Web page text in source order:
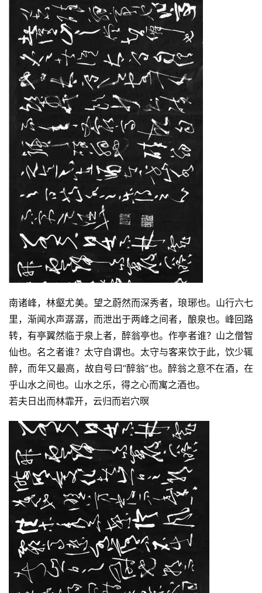
快
书
征
学
书
欣
砚
夜
话
美
术
图
库
容
寫
錯
用
錯
繁
體
字
百
南诸峰，林壑尤美。望之蔚然而深秀者，琅琊也。山行六七
里，渐闻水声潺潺，而泄出于两峰之间者，酿泉也。峰回路
转，有亭翼然临于泉上者，醉翁亭也。作亭者谁？山之僧智
仙也。名之者谁？太守自谓也。太守与客来饮于此，饮少辄
醉，而年又最高，故自号曰“醉翁”也。醉翁之意不在酒，在
乎山水之间也。山水之乐，得之心而寓之酒也。
若夫日出而林霏开，云归而岩穴暝